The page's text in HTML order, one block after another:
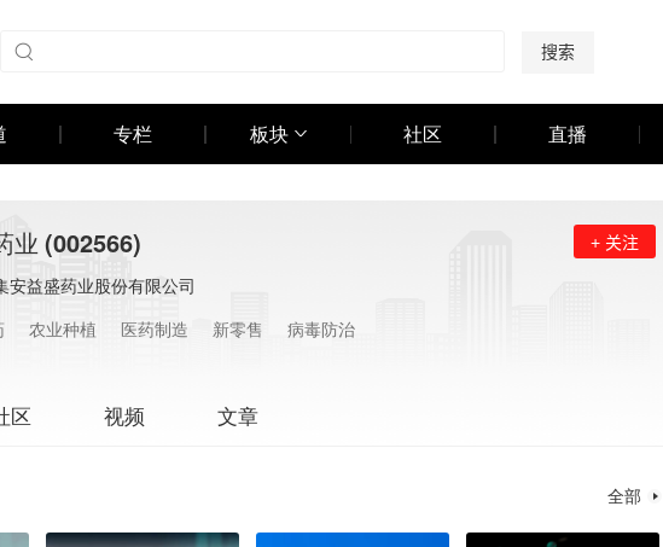
搜索
专栏 板块 社区 直播
业 (002566)
安益盛药业股份有限公司
农业种植 医药制造 新零售 病毒防治
+ 关注
区 视频 文章
全部